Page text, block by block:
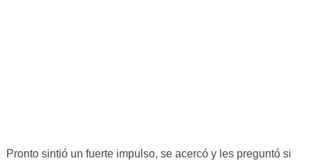
Pronto sintió un fuerte impulso, se acercó y les preguntó si